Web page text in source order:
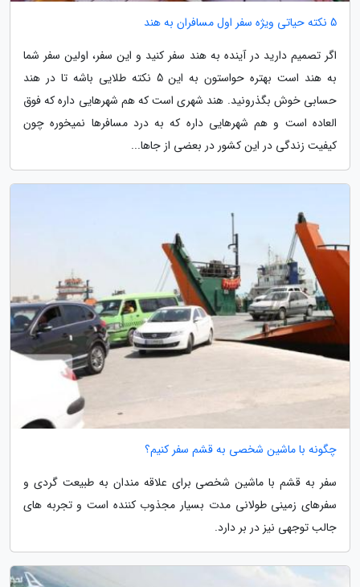
5 نکته حیاتی ویژه سفر اول مسافران به هند
اگر تصمیم دارید در آینده به هند سفر کنید و این سفر، اولین سفر شما
به هند است بهتره حواستون به این 5 نکته طلایی باشه تا در هند
حسابی خوش بگذرونید. هند شهری است که هم شهرهایی داره که فوق
العاده است و هم شهرهایی داره که به درد مسافرها نمیخوره چون
کیفیت زندگی در این کشور در بعضی از جاها...
چگونه با ماشین شخصی به قشم سفر کنیم؟
سفر به قشم با ماشین شخصی برای علاقه مندان به طبیعت گردی و
سفرهای زمینی طولانی مدت بسیار مجذوب کننده است و تجربه های
جالب توجهی نیز در بر دارد.